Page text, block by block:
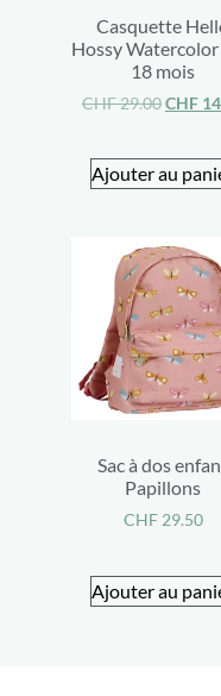
Casquette
Hossy Watercolor
18 mois
CHF29.00CHF
Ajouter au
Sac à dos
Papillons
CHF29.50
Ajouter au